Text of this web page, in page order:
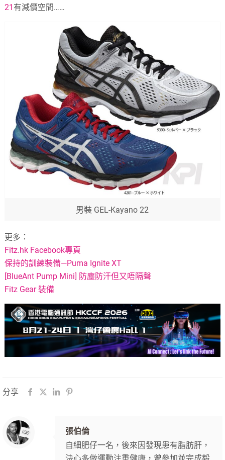
21 有減價空間……
男裝 GEL-Kayano 22
更多：
Fitz.hk Facebook專頁
保持的訓練裝備—Puma Ignite XT
[BlueAnt Pump Mini] 防塵防汗但又唔隔聲
Fitz Gear 裝備
分享
張伯倫
自細肥仔一名，後來因發現患有脂肪肝，
決心多做運動注重健康，曾參加並完成毅